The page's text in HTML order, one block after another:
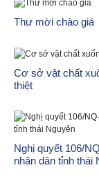
Thư mời chào giá
Cơ sở vật chất
thiệt
Nghị quyết 106/
nhân dân tỉnh thái